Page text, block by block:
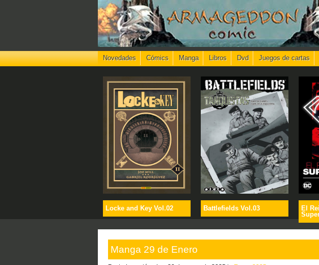
Novedades Cómics Manga Libros Dvd Juegos de cartas
Locke and Key Vol.02 Battlefields Vol.03
El
Manga 29 de Enero